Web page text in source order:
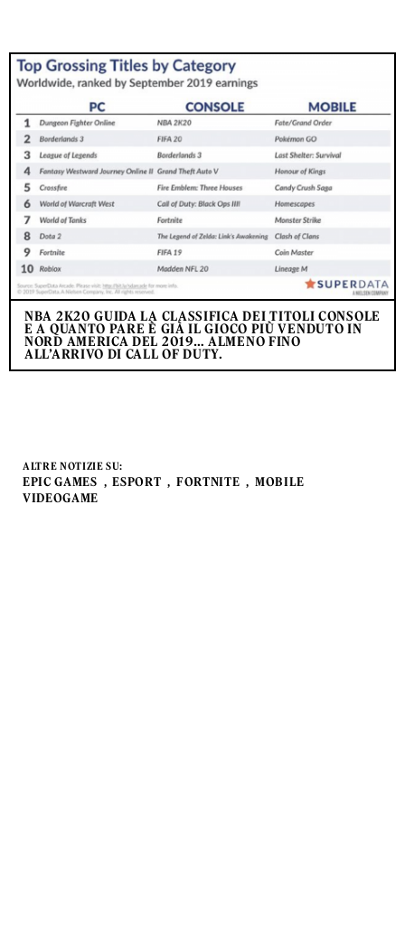
NBA 2K20 GUIDA LA CLASSIFICA DEI TITOLI CONSOLE
E A QUANTO PARE È GIÀ IL GIOCO PIÙ VENDUTO IN
NORD AMERICA DEL 2019… ALMENO FINO
ALL’ARRIVO DI CALL OF DUTY.
ALTRE NOTIZIE SU:
EPIC GAMES ESPORT FORTNITE
MOBILE
VIDEOGAME